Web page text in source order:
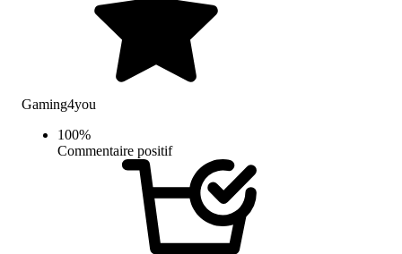
Gaming4you
100%
Commentaire positif